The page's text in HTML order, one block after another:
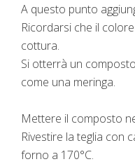
A questo punto
Ricordarsi che il
cottura.
Si otterrà un
come una meringa.
Mettere il composto
Rivestire la teglia con
forno a 170°C.